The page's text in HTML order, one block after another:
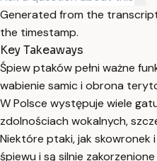
Generated from the
the timestamp.
Key Takeaways
Śpiew ptaków pełni ważne
wabienie samic i obrona
W Polsce występuje wiele
zdolnościach wokalnych,
Niektóre ptaki, jak skowronek
śpiewu i są silnie